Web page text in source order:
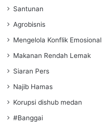
Santunan
Agrobisnis
Mengelola Konflik Emosional
Makanan Rendah Lemak
Siaran Pers
Najib Hamas
Korupsi dishub medan
#Banggai